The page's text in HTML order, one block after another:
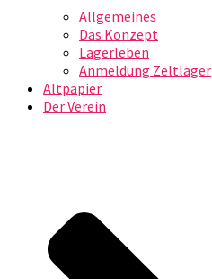
Allgemeines
Das Konzept
Lagerleben
Anmeldung Zeltlager
Altpapier
Der Verein